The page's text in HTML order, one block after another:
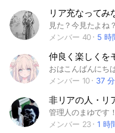
リア充なってみ
メンバー 40
5 時
仲良く楽しくを
メンバー 10
37
メンバー 23
1 時